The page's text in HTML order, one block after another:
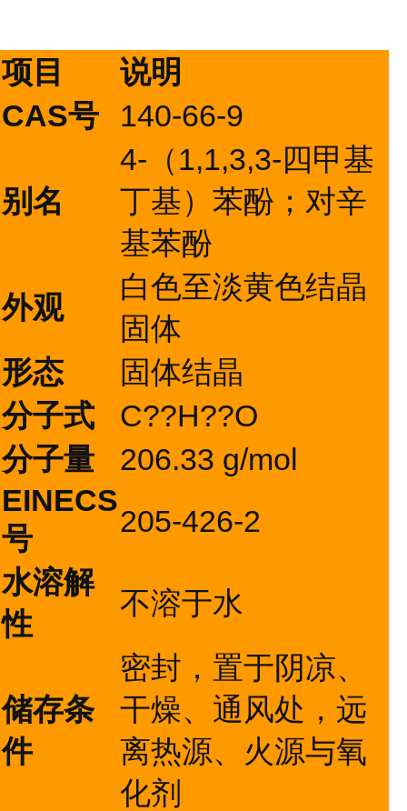
项目
说明
CAS号
140-66-9
别名
4-（1,1,3,3-四甲基
丁基）苯酚；对辛
基苯酚
外观
白色至淡黄色结晶
固体
形态
固体结晶
分子式
C??H??O
分子量
206.33 g/mol
EINECS
号
205-426-2
水溶解
性
不溶于水
储存条
件
密封，置于阴凉、
干燥、通风处，远
离热源、火源与氧
化剂